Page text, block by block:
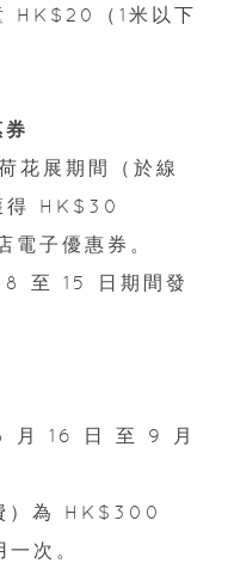
HK$20（1米以下
展期間（於線
得 HK$30
子優惠券。
至 15 日期間發
月 16 日 至 9 月
）為 HK$300
次。